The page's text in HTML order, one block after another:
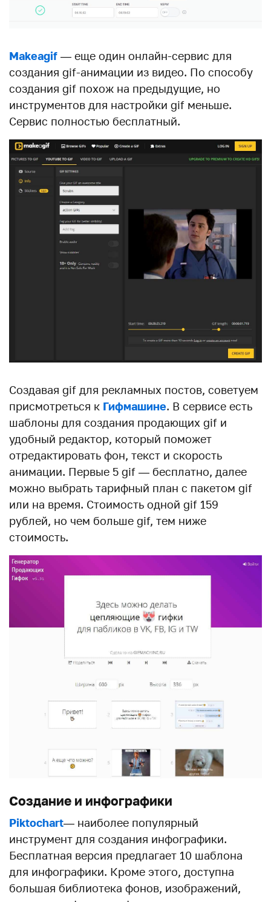
Makeagif — еще один онлайн-сервис для
создания gif-анимации из видео. По способу
создания gif похож на предыдущие, но
инструментов для настройки gif меньше.
Сервис полностью бесплатный.
Создавая gif для рекламных постов, советуем
присмотреться к Гифмашине. В сервисе есть
шаблоны для создания продающих gif и
удобный редактор, который поможет
отредактировать фон, текст и скорость
анимации. Первые 5 gif — бесплатно, далее
можно выбрать тарифный план с пакетом gif
или на время. Стоимость одной gif 159
рублей, но чем больше gif, тем ниже
стоимость.
Создание и инфографики
Piktochart— наиболее популярный
инструмент для создания инфографики.
Бесплатная версия предлагает 10 шаблона
для инфографики. Кроме этого, доступна
большая библиотека фонов, изображений,